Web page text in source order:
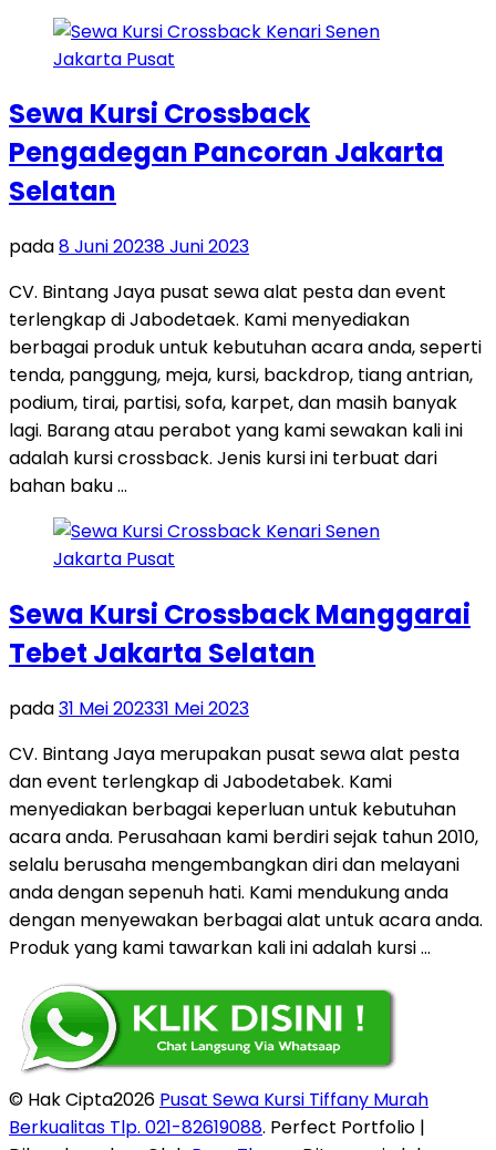
Sewa Kursi Crossback
Pengadegan Pancoran Jakarta
Selatan
pada8 Juni 20238 Juni 2023
CV. Bintang Jaya pusat sewa alat pesta dan event
terlengkap di Jabodetaek. Kami menyediakan
berbagai produk untuk kebutuhan acara anda, seperti
tenda, panggung, meja, kursi, backdrop, tiang antrian,
podium, tirai, partisi, sofa, karpet, dan masih banyak
lagi. Barang atau perabot yang kami sewakan kali ini
adalah kursi crossback. Jenis kursi ini terbuat dari
bahan baku …
Sewa Kursi Crossback Manggarai
Tebet Jakarta Selatan
pada31 Mei 202331 Mei 2023
CV. Bintang Jaya merupakan pusat sewa alat pesta
dan event terlengkap di Jabodetabek. Kami
menyediakan berbagai keperluan untuk kebutuhan
acara anda. Perusahaan kami berdiri sejak tahun 2010,
selalu berusaha mengembangkan diri dan melayani
anda dengan sepenuh hati. Kami mendukung anda
dengan menyewakan berbagai alat untuk acara anda.
Produk yang kami tawarkan kali ini adalah kursi …
© Hak Cipta2026 Pusat Sewa Kursi Tiffany Murah
Berkualitas Tlp. 021-82619088. Perfect Portfolio |